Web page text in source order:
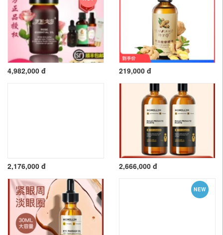
4,982,000 đ 219,000 đ
2,176,000 đ 2,666,000 đ
NEW